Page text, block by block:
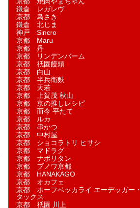
鎌倉 レガレヴ
京都 鳥さき
鎌倉 北じま
神戸 Sincro
京都 Maru
京都 丹
京都 リンデンバーム
京都 祇園饅頭
京都 白山
京都 半兵衛麩
京都 天若
京都 上賀茂 秋山
京都 京の推しレシピ
京都 而今 平たて
京都 ルカ
京都 串かつ
京都 中村屋
京都 ショコラトリ ヒサシ
京都 マドラグ
京都 ナポリタン
京都 ブノワ京都
京都 HANAKAGO
京都 オカフェ
京都 ホーフベッカライ エーデッガー・
タックス
京都 祇園 川上